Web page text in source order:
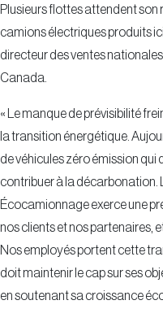
Plusieurs flottes attendent
camions électriques produits
directeur des ventes
Canada.
« Le manque de prévisibilité
la transition énergétique.
de véhicules zéro émission qui
contribuer à la décarbonation.
Écocamionnage exerce une
nos clients et nos partenaires,
Nos employés portent cette
doit maintenir le cap sur ses
en soutenant sa croissance